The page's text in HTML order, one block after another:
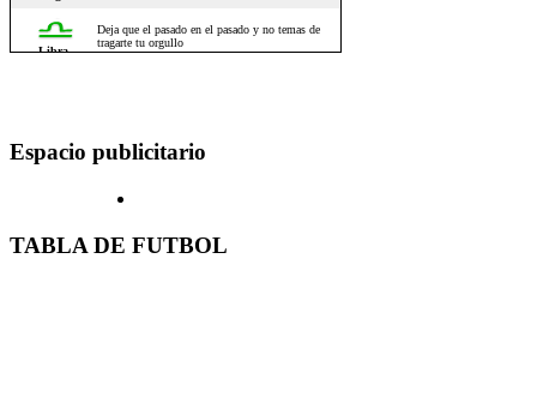
Espacio publicitario
TABLA DE FUTBOL